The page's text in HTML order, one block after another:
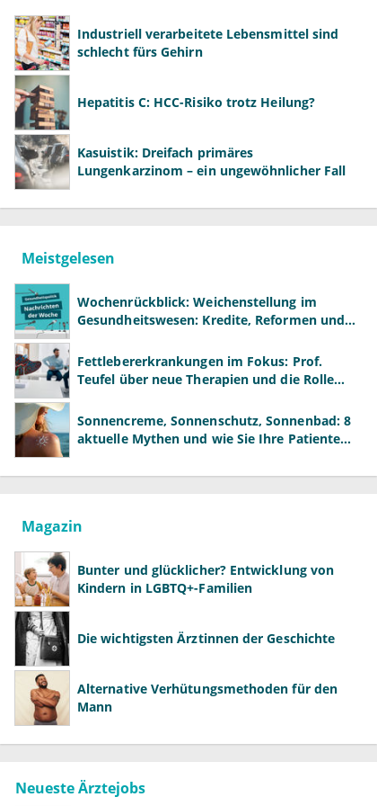
Industriell verarbeitete Lebensmittel sind
schlecht fürs Gehirn
Hepatitis C: HCC-Risiko trotz Heilung?
Kasuistik: Dreifach primäres
Lungenkarzinom – ein ungewöhnlicher Fall
Meistgelesen
Wochenrückblick: Weichenstellung im
Gesundheitswesen: Kredite, Reformen und
Fettlebererkrankungen im Fokus: Prof.
Teufel über neue Therapien und die Rolle
Sonnencreme, Sonnenschutz, Sonnenbad: 8
aktuelle Mythen und wie Sie Ihre Patienten
Magazin
Bunter und glücklicher? Entwicklung von
Kindern in LGBTQ+-Familien
Die wichtigsten Ärztinnen der Geschichte
Alternative Verhütungsmethoden für den
Mann
Neueste Ärztejobs